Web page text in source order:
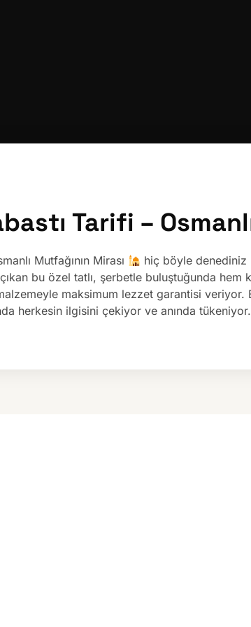
Tarifi –
Mutfağının Mirası hiç böyle denediniz
bu özel tatlı, şerbetle buluştuğunda
maksimum lezzet garantisi
herkesin ilgisini çekiyor ve anında tükeniyor.